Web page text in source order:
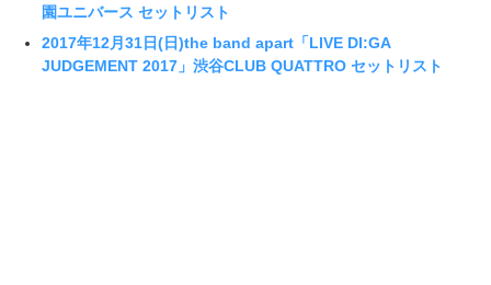
園ユニバース セットリスト
2017年12月31日(日)the band apart「LIVE DI:GA
JUDGEMENT 2017」渋谷CLUB QUATTRO セットリスト